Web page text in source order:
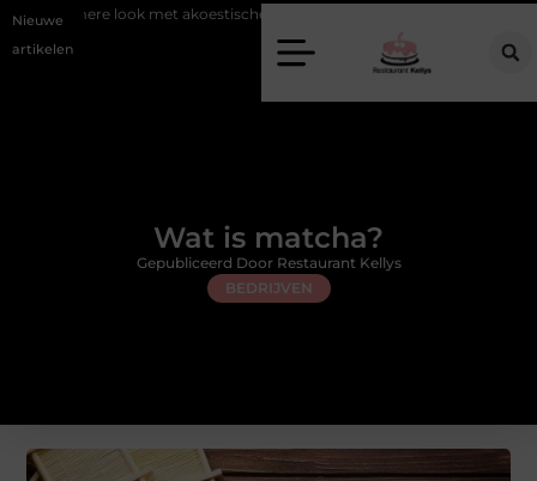
Nieuwe
artikelen
met akoestische panelen Aziatisch restaurant Rotterdam: ontdek
Wat is matcha?
BEDRIJVEN
Gepubliceerd Door Restaurant Kellys